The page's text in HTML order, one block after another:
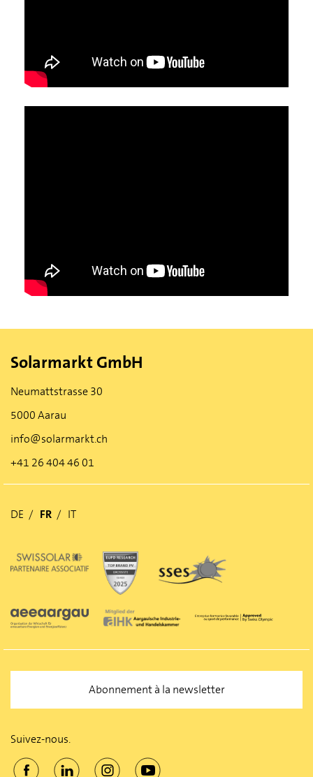
Solarmarkt GmbH
Neumattstrasse 30
5000 Aarau
info@solarmarkt.ch
+41 26 404 46 01
DE FR IT
Abonnement à la newsletter
Suivez-nous.